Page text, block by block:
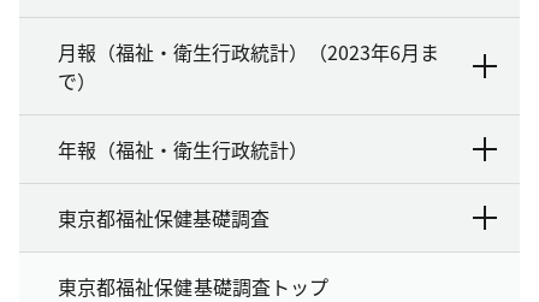
月報（福祉・衛生行政統計）（2023年6月ま
で）
年報（福祉・衛生行政統計）
東京都福祉保健基礎調査
東京都福祉保健基礎調査トップ